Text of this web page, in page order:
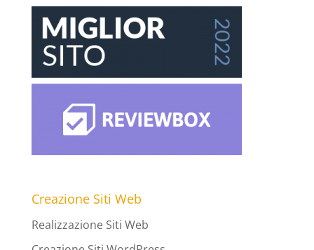
Creazione Siti Web
Realizzazione Siti Web